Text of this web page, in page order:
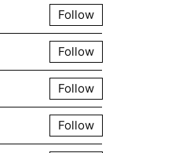
Follow
Follow
Follow
Follow